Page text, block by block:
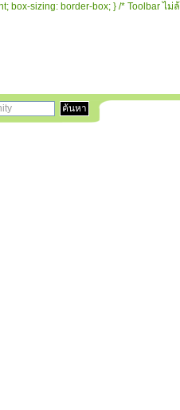
box-sizing: border-box; } /* Toolbar ไ